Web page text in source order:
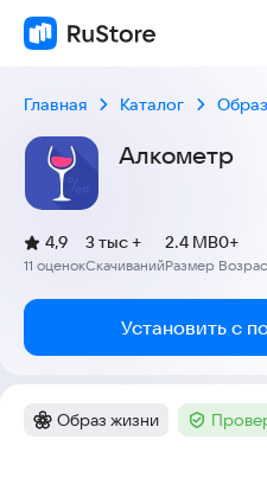
Главная Каталог
Алкометр
Рейтинг:
4,9
(
11 оценок
)
Скачиваний
3 тыс +
Размер
2.4 MB0+
Установить с
Категория:
Образ жизни Тег :